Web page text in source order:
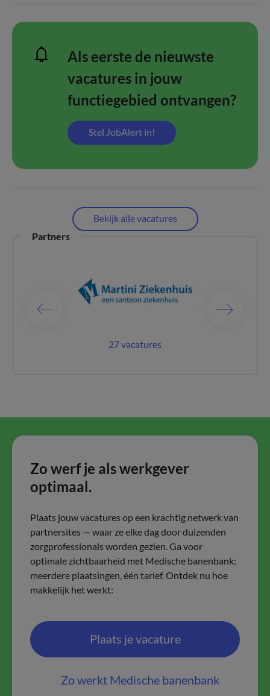
Als eerste de nieuwste
vacatures in jouw
functiegebied ontvangen?
Stel JobAlert in!
Bekijk alle vacatures
Partners
27 vacatures
Zo werf je als werkgever
optimaal.
Plaats jouw vacatures op een krachtig netwerk van
partnersites — waar ze elke dag door duizenden
zorgprofessionals worden gezien. Ga voor
optimale zichtbaarheid met Medische banenbank:
meerdere plaatsingen, één tarief. Ontdek nu hoe
makkelijk het werkt:
Plaats je vacature
Zo werkt Medische banenbank